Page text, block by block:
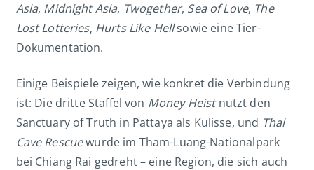
Asia, Midnight Asia, Twogether, Sea of Love, The
Lost Lotteries, Hurts Like Hellsowie eine Tier-
Dokumentation.
Einige Beispiele zeigen, wie konkret die Verbindung
ist: Die dritte Staffel von Money Heistnutzt den
Sanctuary of Truth in Pattaya als Kulisse, und Thai
Cave Rescuewurde im Tham-Luang-Nationalpark
bei Chiang Rai gedreht – eine Region, die sich auch